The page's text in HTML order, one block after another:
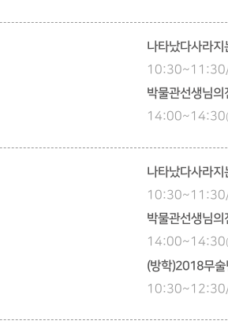
나타났다사라지
박물관선생님의
14:00~14:30
나타났다사라지
박물관선생님의
14:00~14:30
(방학)2018무술